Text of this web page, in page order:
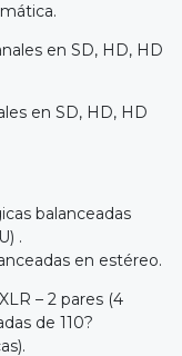
en SD, HD, HD
en SD, HD, HD
balanceadas
.
en estéreo.
– 2 pares (4
de 110?